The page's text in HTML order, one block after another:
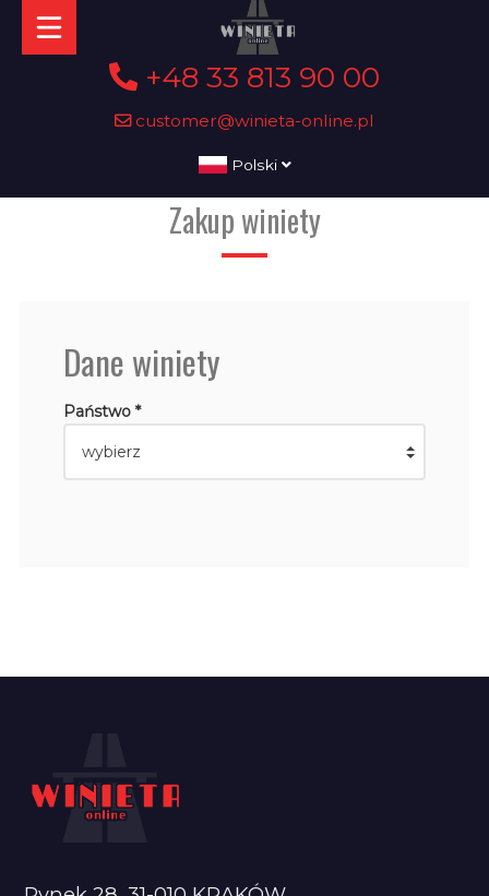
+48 33 813 90 00
customer@winieta-online.pl
Polski
Zakup winiety
Dane winiety
Państwo *